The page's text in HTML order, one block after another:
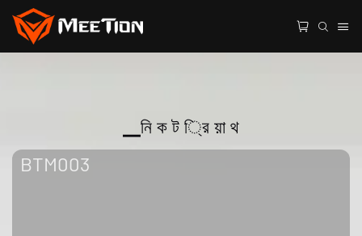
▁নি ক ট ্রি য়া থ
BTM003